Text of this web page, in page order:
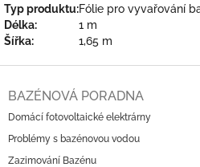
Typ produktu:Fólie pro vyvařování
Délka:
1 m
Šířka:
1,65 m
BAZÉNOVÁ PORADNA
Domácí fotovoltaické elektrárny
Problémy s bazénovou vodou
Zazimování Bazénu